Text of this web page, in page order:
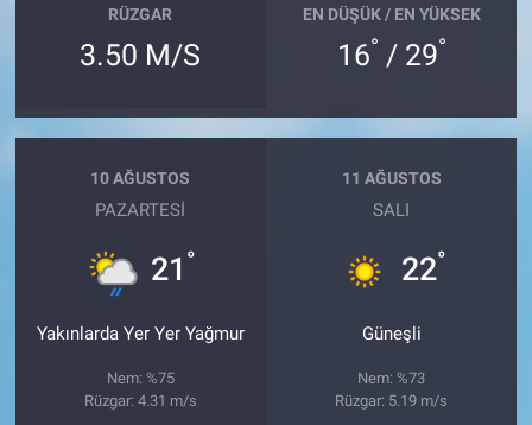
RÜZGAR
3.50 M/S
EN DÜŞÜK / EN YÜKSEK
16° / 29°
10 AĞUSTOS
PAZARTESI
21 °
Yakınlarda Yer Yer Yağmur
Nem: %75
Rüzgar: 4.31 m/s
11 AĞUSTOS
SALI
22°
Güneşli
Nem: %73
Rüzgar: 5.19 m/s